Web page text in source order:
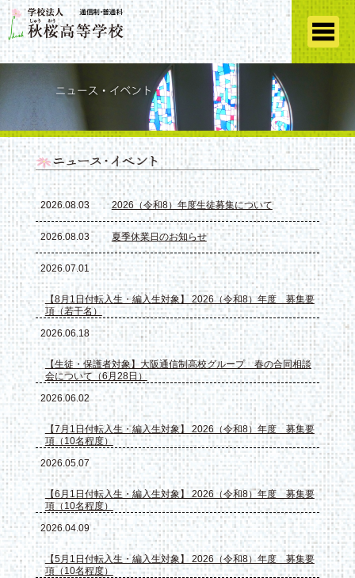
2026.08.03 2026（令和8）年度生徒募集について
2026.08.03 夏季休業日のお知らせ
2026.07.01
【8月1日付転入生・編入生対象】 2026（令和8）年度 募集要
項（若干名）
2026.06.18
【生徒・保護者対象】大阪通信制高校グループ 春の合同相談
会について（6月28日）
2026.06.02
【7月1日付転入生・編入生対象】 2026（令和8）年度 募集要
項（10名程度）
2026.05.07
【6月1日付転入生・編入生対象】 2026（令和8）年度 募集要
項（10名程度）
2026.04.09
【5月1日付転入生・編入生対象】 2026（令和8）年度 募集要
項（10名程度）